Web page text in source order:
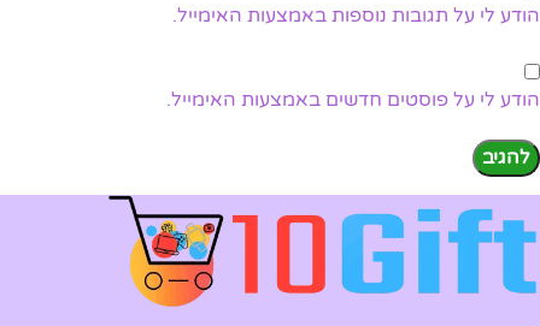
הודע לי על תגובות נוספות באמצעות האימייל.
הודע לי על פוסטים חדשים באמצעות האימייל.